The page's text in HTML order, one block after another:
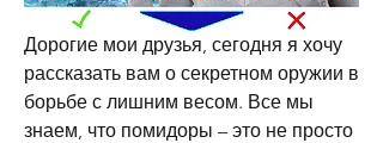
Дорогие мои друзья, сегодня я хочу
рассказать вам о секретном оружии в
борьбе с лишним весом. Все мы
знаем, что помидоры – это не просто